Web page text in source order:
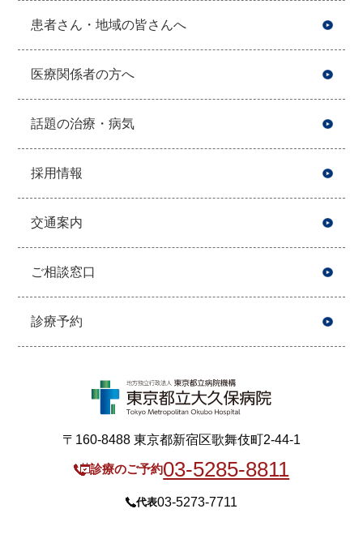
患者さん・地域の皆さんへ
医療関係者の方へ
話題の治療・病気
採用情報
交通案内
ご相談窓口
診療予約
〒160-8488 東京都新宿区歌舞伎町2-44-1
診療のご予約03-5285-8811
代表03-5273-7711